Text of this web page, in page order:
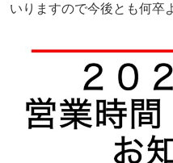
いりますので今後とも何卒